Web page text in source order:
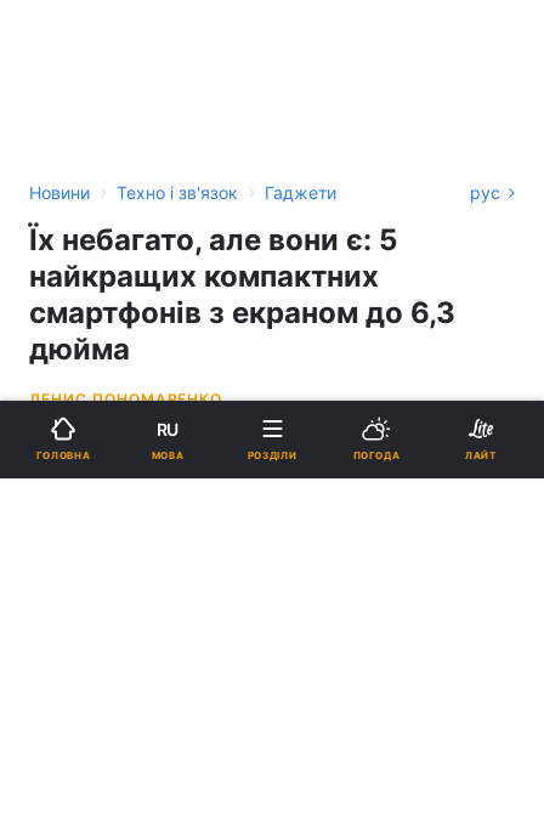
Новини › Техно і зв'язок › Гаджети рус
Їх небагато, але вони є: 5
найкращих компактних
смартфонів з екраном до 6,3
дюйма
ДЕНИС ПОНОМАРЕНКО
20:15, 08.05.26
ГОЛОВНА
RU
МОВА РОЗДІЛИ ПОГОДА ЛАЙТ